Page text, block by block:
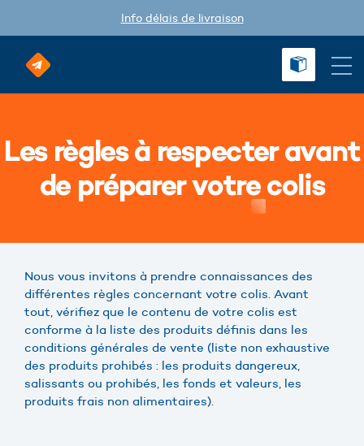
Info délais de livraison
Les règles à respecter avant
de préparer votre colis
Nous vous invitons à prendre connaissances des
différentes règles concernant votre colis. Avant
tout, vérifiez que le contenu de votre colis est
conforme à la liste des produits définis dans les
conditions générales de vente (liste non exhaustive
des produits prohibés : les produits dangereux,
salissants ou prohibés, les fonds et valeurs, les
produits frais non alimentaires).